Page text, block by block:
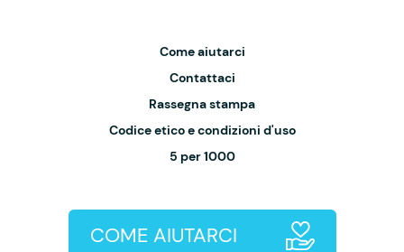
Come aiutarci
Contattaci
Rassegna stampa
Codice etico e condizioni d'uso
5 per 1000
COME AIUTARCI